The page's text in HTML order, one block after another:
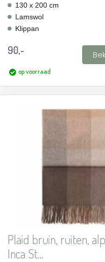
130 x 200 cm
Lamswol
Klippan
90,-
op voorraad
Plaid bruin, ruiten,
Inca St...